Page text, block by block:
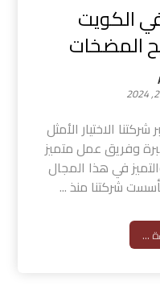
الكويت
الاختيار الأمثل
وفريق عمل متميز
في هذا المجال
شركتنا منذ ...
...